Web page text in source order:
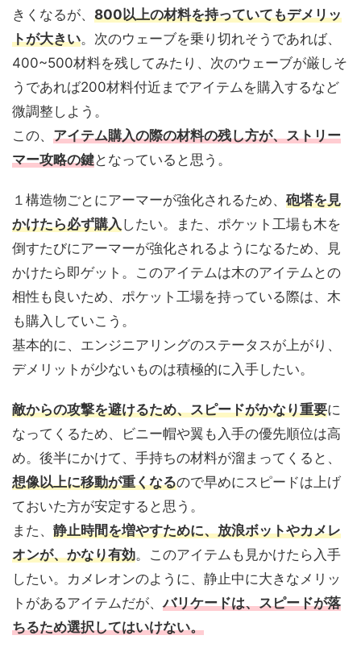
きくなるが、 800以上の材料を持っていてもデメリッ
トが大きい。次のウェーブを乗り切れそうであれば、
400~500材料を残してみたり、次のウェーブが厳しそ
うであれば200材料付近までアイテムを購入するなど
微調整しよう。
この、 アイテム購入の際の材料の残し方が、ストリー
マー攻略の鍵となっていると思う。
１構造物ごとにアーマーが強化されるため、 砲塔を見
かけたら必ず購入したい。また、ポケット工場も木を
倒すたびにアーマーが強化されるようになるため、見
かけたら即ゲット。このアイテムは木のアイテムとの
相性も良いため、ポケット工場を持っている際は、木
も購入していこう。
基本的に、エンジニアリングのステータスが上がり、
デメリットが少ないものは積極的に入手したい。
敵からの攻撃を避けるため、スピードがかなり重要に
なってくるため、ビニー帽や翼も入手の優先順位は高
め。後半にかけて、手持ちの材料が溜まってくると、
想像以上に移動が重くなるので早めにスピードは上げ
ておいた方が安定すると思う。
また、 静止時間を増やすために、放浪ボットやカメレ
オンが、かなり有効。このアイテムも見かけたら入手
したい。カメレオンのように、静止中に大きなメリッ
トがあるアイテムだが、バリケードは、スピードが落
ちるため選択してはいけない。